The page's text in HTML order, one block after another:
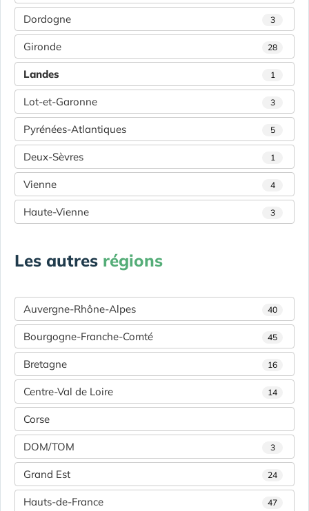
Dordogne 3
Gironde 28
Landes 1
Lot-et-Garonne 3
Pyrénées-Atlantiques 5
Deux-Sèvres 1
Vienne 4
Haute-Vienne 3
Les autres régions
Auvergne-Rhône-Alpes 40
Bourgogne-Franche-Comté 45
Bretagne 16
Centre-Val de Loire 14
Corse
DOM/TOM 3
Grand Est 24
Hauts-de-France 47